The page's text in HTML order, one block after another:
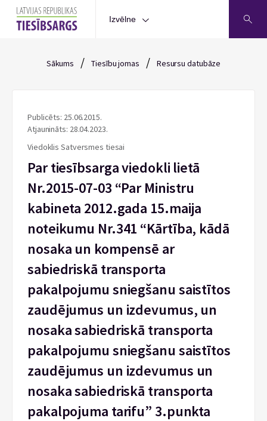
Izvēlne
Sākums / Tiesību jomas / Resursu datubāze
Publicēts: 25.06.2015.
Atjaunināts: 28.04.2023.
Viedoklis Satversmes tiesai
Par tiesībsarga viedokli lietā
Nr.2015-07-03 “Par Ministru
kabineta 2012.gada 15.maija
noteikumu Nr.341 “Kārtība, kādā
nosaka un kompensē ar
sabiedriskā transporta
pakalpojumu sniegšanu saistītos
zaudējumus un izdevumus, un
nosaka sabiedriskā transporta
pakalpojumu sniegšanu saistītos
zaudējumus un izdevumus un
nosaka sabiedriskā transporta
pakalpojuma tarifu” 3.punkta